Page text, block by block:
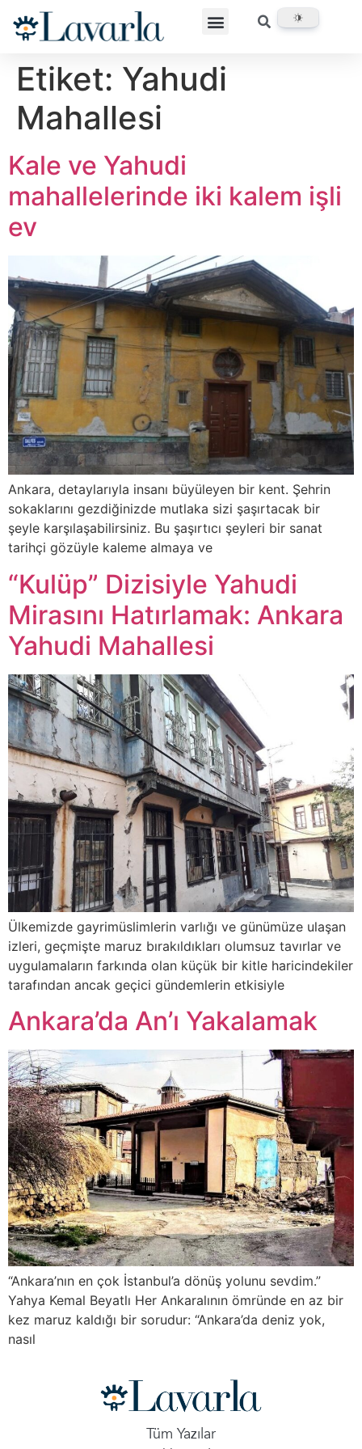
Etiket: Yahudi
Mahallesi
Kale ve Yahudi
mahallelerinde iki kalem işli
ev
Ankara, detaylarıyla insanı büyüleyen bir kent. Şehrin
sokaklarını gezdiğinizde mutlaka sizi şaşırtacak bir
şeyle karşılaşabilirsiniz. Bu şaşırtıcı şeyleri bir sanat
tarihçi gözüyle kaleme almaya ve
“Kulüp” Dizisiyle Yahudi
Mirasını Hatırlamak: Ankara
Yahudi Mahallesi
Ülkemizde gayrimüslimlerin varlığı ve günümüze ulaşan
izleri, geçmişte maruz bırakıldıkları olumsuz tavırlar ve
uygulamaların farkında olan küçük bir kitle haricindekiler
tarafından ancak geçici gündemlerin etkisiyle
Ankara’da An’ı Yakalamak
“Ankara’nın en çok İstanbul’a dönüş yolunu sevdim.”
Yahya Kemal Beyatlı Her Ankaralının ömründe en az bir
kez maruz kaldığı bir sorudur: “Ankara’da deniz yok,
nasıl
Tüm Yazılar